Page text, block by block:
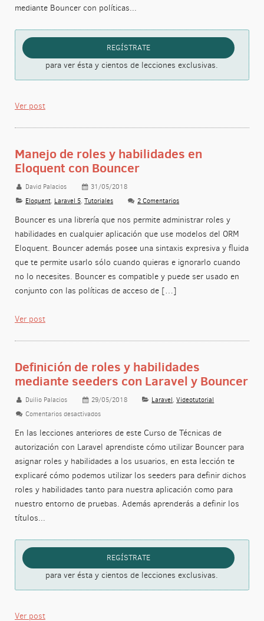
mediante Bouncer con políticas...
REGÍSTRATE
para ver ésta y cientos de lecciones exclusivas.
Ver post
Manejo de roles y habilidades en
Eloquent con Bouncer
David Palacios
31/05/2018
Eloquent, Laravel 5,Tutoriales 2 Comentarios
Bouncer es una librería que nos permite administrar roles y
habilidades en cualquier aplicación que use modelos del ORM
Eloquent. Bouncer además posee una sintaxis expresiva y fluida
que te permite usarlo sólo cuando quieras e ignorarlo cuando
no lo necesites. Bouncer es compatible y puede ser usado en
conjunto con las políticas de acceso de […]
Ver post
Definición de roles y habilidades
mediante seeders con Laravel y Bouncer
Duilio Palacios 29/05/2018 Laravel,Videotutorial
Comentarios desactivados
En las lecciones anteriores de este Curso de Técnicas de
autorización con Laravel aprendiste cómo utilizar Bouncer para
asignar roles y habilidades a los usuarios, en esta lección te
explicaré cómo podemos utilizar los seeders para definir dichos
roles y habilidades tanto para nuestra aplicación como para
nuestro entorno de pruebas. Además aprenderás a definir los
títulos...
REGÍSTRATE
para ver ésta y cientos de lecciones exclusivas.
Ver post